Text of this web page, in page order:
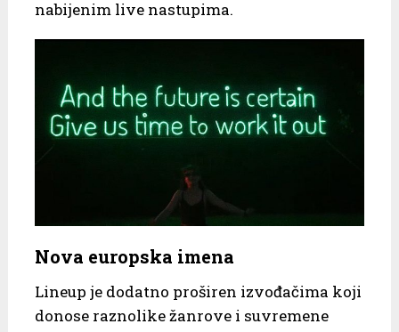
nabijenim live nastupima.
Nova europska imena
Lineup je dodatno proširen izvođačima koji
donose raznolike žanrove i suvremene